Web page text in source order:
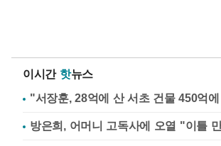
이시간 핫뉴스
"서장훈, 28억에 산 서초 건물 450억
방은희, 어머니 고독사에 오열 "이틀